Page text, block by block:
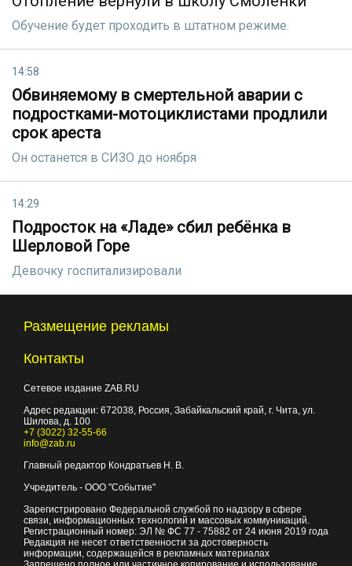
Обучение будет проходить в штатном режиме.
14:58
Обвиняемому в смертельной аварии с
подростками-мотоциклистами продлили
срок ареста
Он останется в СИЗО до ноября
14:29
Подросток на «Ладе» сбил ребёнка в
Шерловой Горе
Девочку госпитализировали
Размещение рекламы
Контакты
Сетевое издание ZAB.RU
Адрес редакции: 672038, Россия, Забайкальский край, г. Чита, ул.
Шилова, д. 100
+7 (3022) 32-55-66
info@zab.ru
Главный редактор Кондратьев Н. В.
Учредитель - ООО "Событие"
Зарегистрировано Федеральной службой по надзору в сфере
связи, информационных технологий и массовых коммуникаций.
Регистрационный номер: ЭЛ № ФС 77 - 75882 от 24 июня 2019 года
Редакция не несет ответственности за достоверность
информации, содержащейся в рекламных материалах